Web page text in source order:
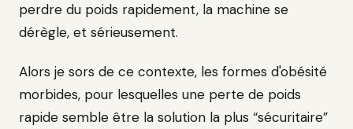
perdre du poids rapidement, la machine se
dérègle, et sérieusement.
Alors je sors de ce contexte, les formes d'obésité
morbides, pour lesquelles une perte de poids
rapide semble être la solution la plus “sécuritaire”